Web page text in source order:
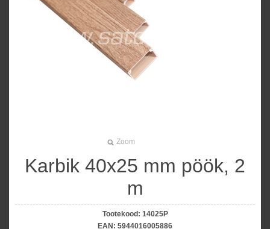
Zoom
Karbik 40x25 mm pöök, 2
m
Tootekood: 14025P
EAN: 5944016005886